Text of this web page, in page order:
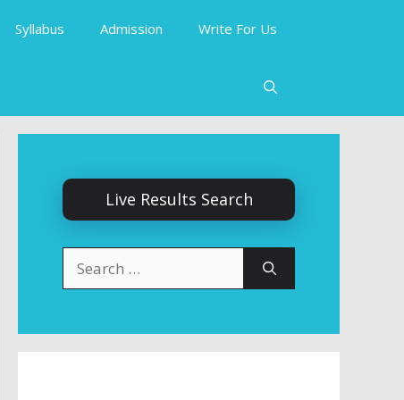
Syllabus Admission Write For Us
Live Results Search
for: